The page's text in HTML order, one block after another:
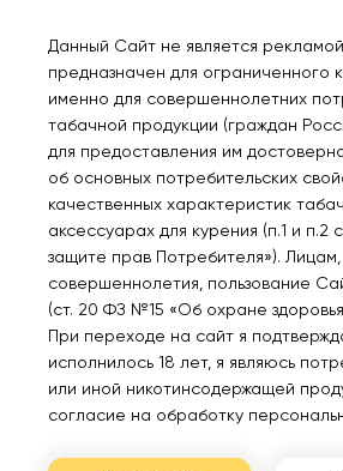
Нет в наличии
HQD Cuvie PLUS 1200
Яблоко 2%
540₽
Уведомить
HQD
620₽
Данный Сайт не является
предназначен для ограниченного
именно для совершеннолетних
табачной продукции (граждан
для предоставления им
об основных потребительских
качественных характеристик
аксессуарах для курения (п.1 и п.2
защите прав Потребителя»).
совершеннолетия, пользование
(ст. 20 ФЗ №15 «Об охране
При переходе на сайт я
исполнилось 18 лет, я являюсь
или иной никотинсодержащей
согласие на обработку